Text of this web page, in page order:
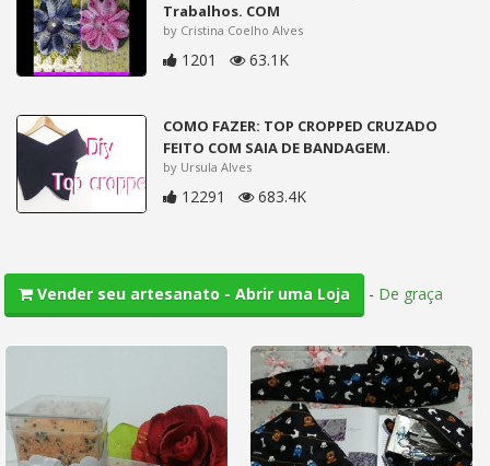
Trabalhos. COM
by Cristina Coelho Alves
1201 63.1K
COMO FAZER: TOP CROPPED CRUZADO
FEITO COM SAIA DE BANDAGEM.
by Ursula Alves
12291 683.4K
Vender seu artesanato - Abrir uma Loja - De graça